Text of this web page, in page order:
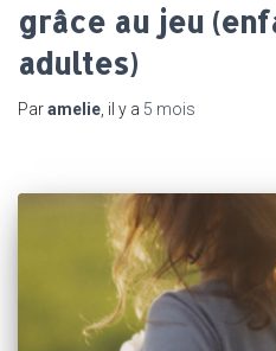
grâce au jeu
adultes)
Paramelie , il y a 5 mois